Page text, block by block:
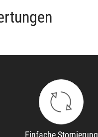
Einfache Stornierung